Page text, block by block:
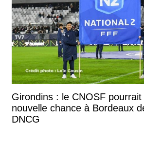
Girondins : le CNOSF
nouvelle chance à Bordeaux
DNCG